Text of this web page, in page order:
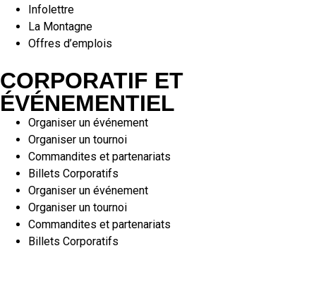
Infolettre
La Montagne
Offres d’emplois
CORPORATIF ET
ÉVÉNEMENTIEL
Organiser un événement
Organiser un tournoi
Commandites et partenariats
Billets Corporatifs
Organiser un événement
Organiser un tournoi
Commandites et partenariats
Billets Corporatifs